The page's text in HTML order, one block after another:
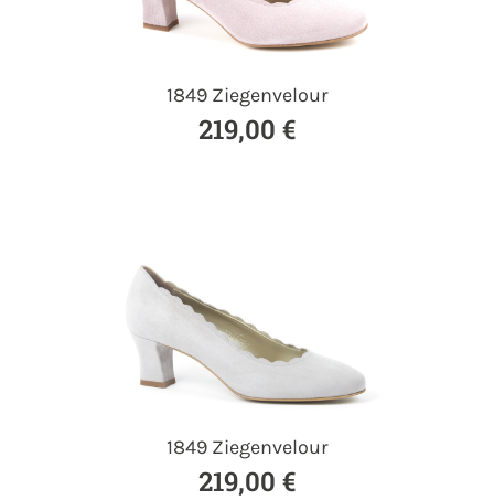
1849 Ziegenvelour
219,00 €
1849 Ziegenvelour
219,00 €